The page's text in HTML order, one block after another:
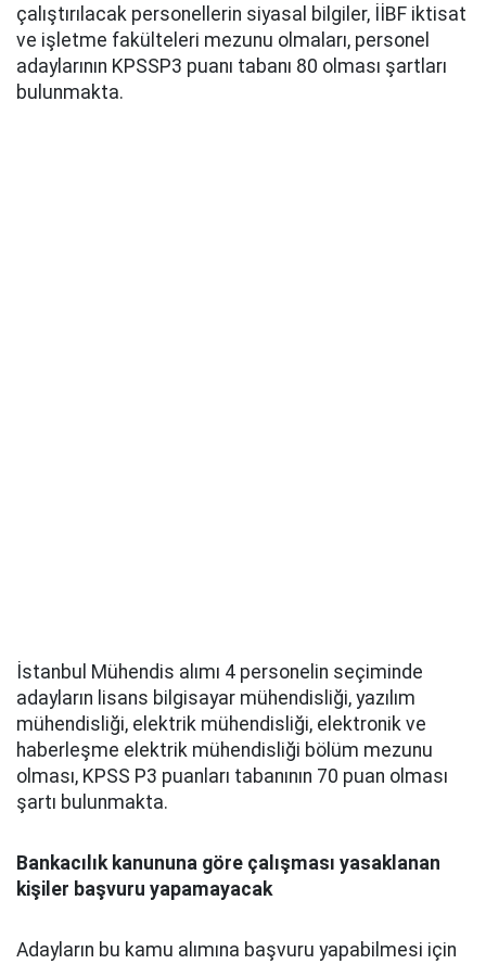
çalıştırılacak personellerin siyasal bilgiler, İİBF iktisat
ve işletme fakülteleri mezunu olmaları, personel
adaylarının KPSSP3 puanı tabanı 80 olması şartları
bulunmakta.
İstanbul Mühendis alımı 4 personelin seçiminde
adayların lisans bilgisayar mühendisliği, yazılım
mühendisliği, elektrik mühendisliği, elektronik ve
haberleşme elektrik mühendisliği bölüm mezunu
olması, KPSS P3 puanları tabanının 70 puan olması
şartı bulunmakta.
Bankacılık kanununa göre çalışması yasaklanan
kişiler başvuru yapamayacak
Adayların bu kamu alımına başvuru yapabilmesi için